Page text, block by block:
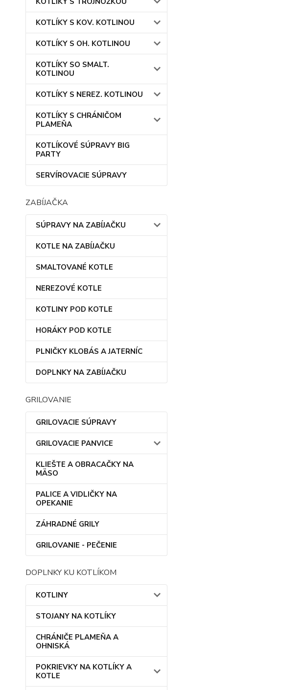
KOTLÍKY S KOV. KOTLINOU
KOTLÍKY S OH. KOTLINOU
KOTLÍKY SO SMALT.
KOTLINOU
KOTLÍKY S NEREZ. KOTLINOU
KOTLÍKY S CHRÁNIČOM
PLAMEŇA
KOTLÍKOVÉ SÚPRAVY BIG
PARTY
SERVÍROVACIE SÚPRAVY
ZABÍJAČKA
SÚPRAVY NA ZABÍJAČKU
KOTLE NA ZABÍJAČKU
SMALTOVANÉ KOTLE
NEREZOVÉ KOTLE
KOTLINY POD KOTLE
HORÁKY POD KOTLE
PLNIČKY KLOBÁS A JATERNÍC
DOPLNKY NA ZABÍJAČKU
GRILOVANIE
GRILOVACIE SÚPRAVY
GRILOVACIE PANVICE
KLIEŠTE A OBRACAČKY NA
MÄSO
PALICE A VIDLIČKY NA
OPEKANIE
ZÁHRADNÉ GRILY
GRILOVANIE - PEČENIE
DOPLNKY KU KOTLÍKOM
KOTLINY
STOJANY NA KOTLÍKY
CHRÁNIČE PLAMEŇA A
OHNISKÁ
POKRIEVKY NA KOTLÍKY A
KOTLE